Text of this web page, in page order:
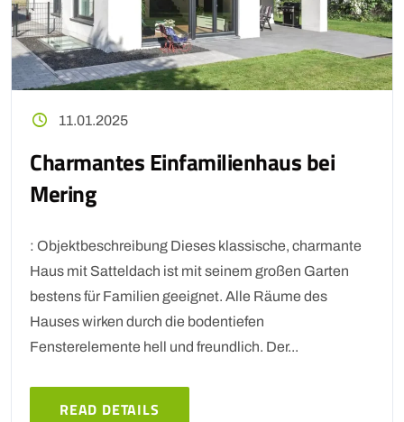
11.01.2025
Charmantes Einfamilienhaus bei
Mering
: Objektbeschreibung Dieses klassische, charmante
Haus mit Satteldach ist mit seinem großen Garten
bestens für Familien geeignet. Alle Räume des
Hauses wirken durch die bodentiefen
Fensterelemente hell und freundlich. Der...
READ DETAILS